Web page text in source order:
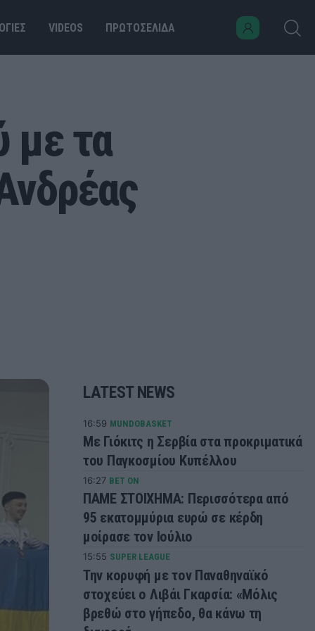
VIDEOS ΠΡΩΤΟΣΕΛΙΔΑ
με τα
LATEST NEWS
16:59 MUNDOBASKET
Με Γιόκιτς η Σερβία στα προκριματικά
του Παγκοσμίου Κυπέλλου
16:27 BET ON
ΠΑΜΕ ΣΤΟΙΧΗΜΑ: Περισσότερα από
95 εκατομμύρια ευρώ σε κέρδη
μοίρασε τον Ιούλιο
15:55 SUPER LEAGUE
Την κορυφή με τον Παναθηναϊκό
στοχεύει ο Λιβάι Γκαρσία: «Μόλις
βρεθώ στο γήπεδο, θα κάνω τη